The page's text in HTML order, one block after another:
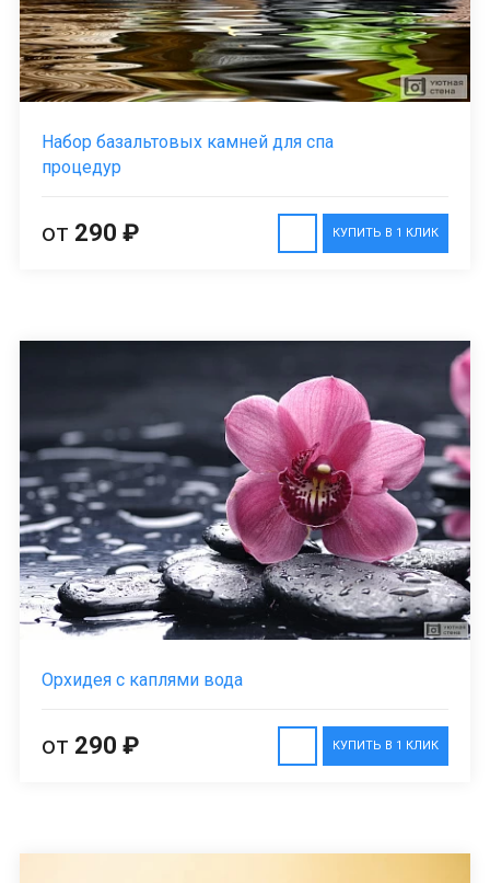
Набор базальтовых камней для спа
процедур
КУПИТЬ В 1 КЛИК
от 290 ₽
Орхидея с каплями вода
КУПИТЬ В 1 КЛИК
от 290 ₽